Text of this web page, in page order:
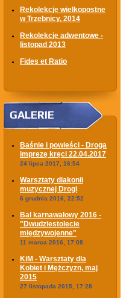
Rekolekcje wielkopostne
w Trzebnicy, 2014
Rekolekcje adwentowe -
listopad 2013
Fides et Ratio
GALERIE
Baśnie i powieści - Droga
imprezę kręci 22.04.2017
24 lipca 2017, 16:54
Warsztaty diakonii
muzycznej Drogi
6 grudnia 2016, 22:52
Bal karnawałowy 2016 -
"Dwudziestolecie
międzywojenne"
11 marca 2016, 17:08
KiM - Warsztaty dla
Kobiet i Mężczyzn, maj
2015
27 listopada 2015, 17:28